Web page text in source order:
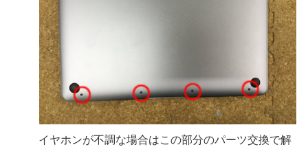
イヤホンが不調な場合はこの部分のパーツ交換で解